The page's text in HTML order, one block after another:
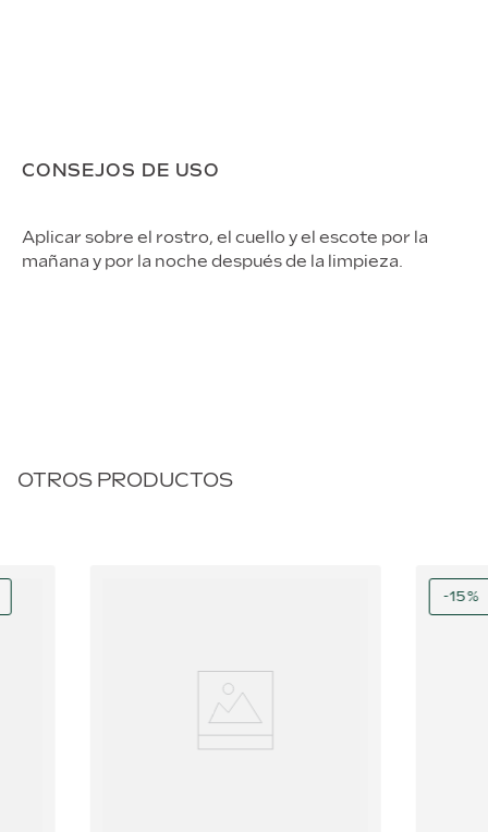
CONSEJOS DE USO
Aplicar sobre el rostro, el cuello y el escote por la
mañana y por la noche después de la limpieza.
OTROS PRODUCTOS
-15%